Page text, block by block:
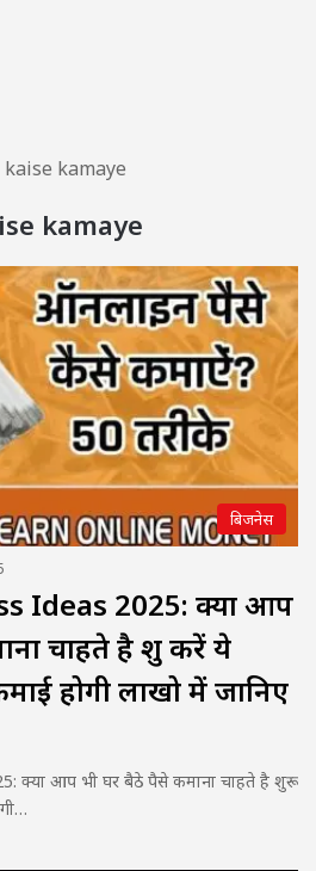
kamaye
kamaye
बिजनेस
Ideas 2025: क्या आप
चाहते है शुरू करें ये
होगी लाखो में जानिए
क्या आप भी घर बैठे पैसे कमाना चाहते है शुरू